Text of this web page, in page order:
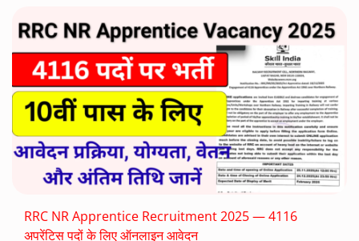
RRC NR Apprentice Recruitment 2025 — 4116
अपरेंटिस पदों के लिए ऑनलाइन आवेदन